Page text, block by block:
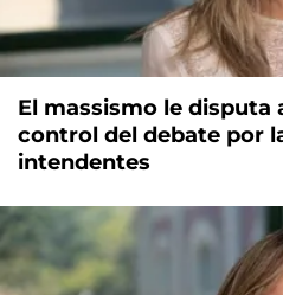
El massismo le disputa
control del debate por
intendentes